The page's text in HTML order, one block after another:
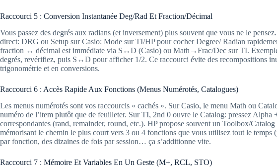
Raccourci 5 : Conversion Instantanée Deg/Rad Et Fraction/Décimal
Vous passez des degrés aux radians (et inversement) plus souvent que vous ne le
direct: DRG ou Setup sur Casio: Mode sur TI/HP pour cocher Degree/ Radian
fraction ↔ décimal est immédiate via S↔D (Casio) ou Math→Frac/Dec sur TI.
degrés, revérifiez, puis S↔D pour afficher 1/2. Ce raccourci évite des recompositions
trigonométrie et en conversions.
Raccourci 6 : Accès Rapide Aux Fonctions (Menus Numérotés, Catalogues)
Les menus numérotés sont vos raccourcis « cachés ». Sur Casio, le menu Math ou
numéro de l’item plutôt que de feuilleter. Sur TI, 2nd 0 ouvre le Catalog: pressez Alpha
correspondantes (rand, remainder, round, etc.). HP propose souvent un Toolbox/
mémorisant le chemin le plus court vers 3 ou 4 fonctions que vous utilisez tout le temps
par fonction, des dizaines de fois par session… ça s’additionne vite.
Raccourci 7 : Mémoire Et Variables En Un Geste (M+, RCL, STO)